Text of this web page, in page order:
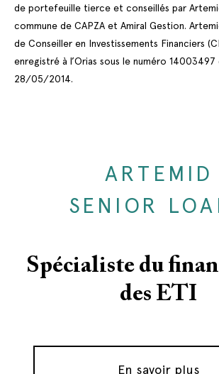
de portefeuille tierce et conseillés par
commune de CAPZA et Amiral Gestion.
de Conseiller en Investissements Financiers
enregistré à l’Orias sous le numéro 14003497
28/05/2014.
ARTEMID
SENIOR
Spécialiste du
des ETI
En savoir plus